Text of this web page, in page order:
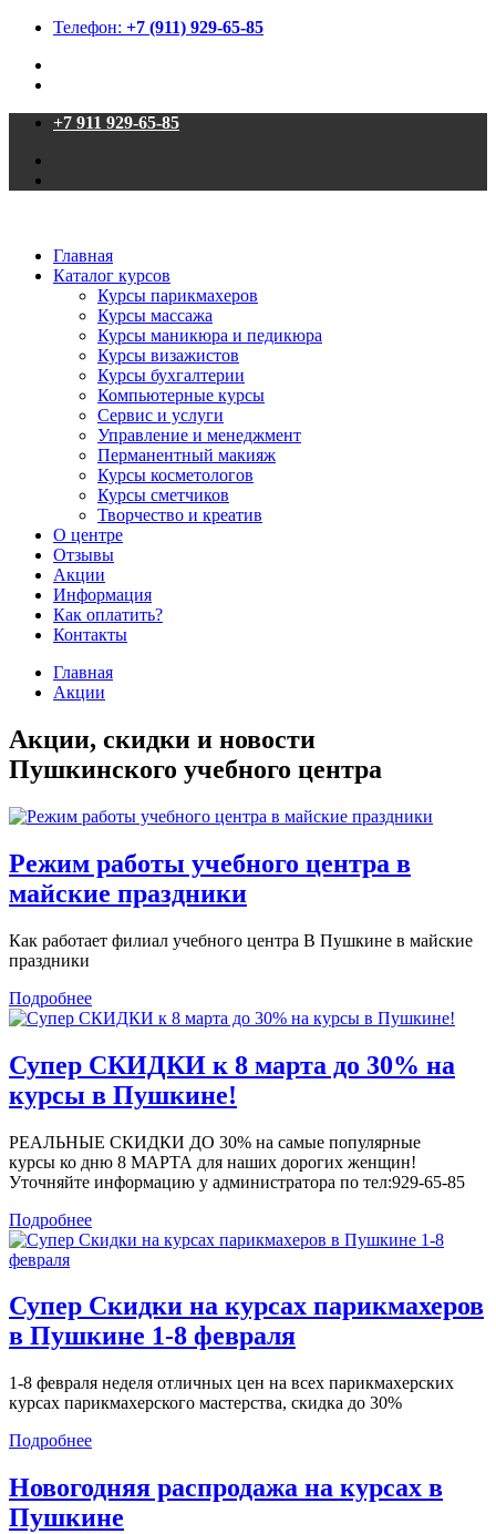
Телефон: +7 (911) 929-65-85
+7 911 929-65-85
Главная
Каталог курсов
Курсы парикмахеров
Курсы массажа
Курсы маникюра и педикюра
Курсы визажистов
Курсы бухгалтерии
Компьютерные курсы
Сервис и услуги
Управление и менеджмент
Перманентный макияж
Курсы косметологов
Курсы сметчиков
Творчество и креатив
О центре
Отзывы
Акции
Информация
Как оплатить?
Контакты
Главная
Акции
Акции, скидки и новости
Пушкинского учебного центра
Режим работы учебного центра в
майские праздники
Как работает филиал учебного центра В Пушкине в майские
праздники
Подробнее
Супер СКИДКИ к 8 марта до 30% на
курсы в Пушкине!
РЕАЛЬНЫЕ СКИДКИ ДО 30% на самые популярные
курсы ко дню 8 МАРТА для наших дорогих женщин!
Уточняйте информацию у администратора по тел:929-65-85
Подробнее
Супер Скидки на курсах парикмахеров
в Пушкине 1-8 февраля
1-8 февраля неделя отличных цен на всех парикмахерских
курсах парикмахерского мастерства, скидка до 30%
Подробнее
Новогодняя распродажа на курсах в
Пушкине